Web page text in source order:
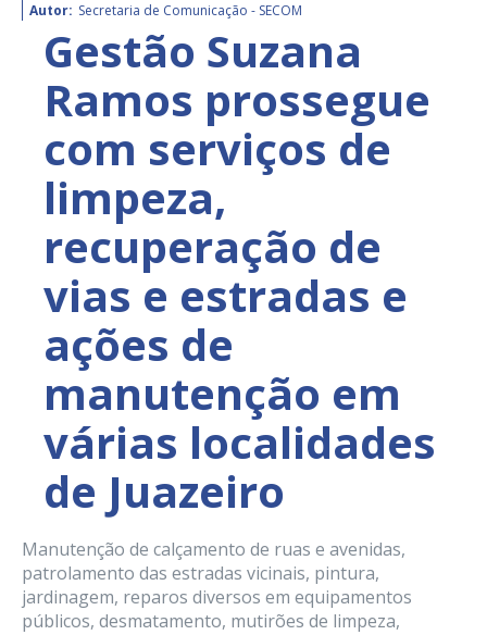
Autor: Secretaria de Comunicação - SECOM
Gestão Suzana
Ramos prossegue
com serviços de
limpeza,
recuperação de
vias e estradas e
ações de
manutenção em
várias localidades
de Juazeiro
Manutenção de calçamento de ruas e avenidas,
patrolamento das estradas vicinais, pintura,
jardinagem, reparos diversos em equipamentos
públicos, desmatamento, mutirões de limpeza,